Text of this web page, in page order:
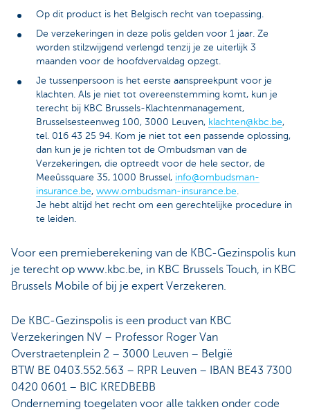
Op dit product is het Belgisch recht van toepassing.
De verzekeringen in deze polis gelden voor 1 jaar. Ze
worden stilzwijgend verlengd tenzij je ze uiterlijk 3
maanden voor de hoofdvervaldag opzegt.
Je tussenpersoon is het eerste aanspreekpunt voor je
klachten. Als je niet tot overeenstemming komt, kun je
terecht bij KBC Brussels-Klachtenmanagement,
Brusselsesteenweg 100, 3000 Leuven, klachten@kbc.be,
tel. 016 43 25 94. Kom je niet tot een passende oplossing,
dan kun je je richten tot de Ombudsman van de
Verzekeringen, die optreedt voor de hele sector, de
Meeûssquare 35, 1000 Brussel, info@ombudsman-
insurance.be, www.ombudsman-insurance.be.
Je hebt altijd het recht om een gerechtelijke procedure in
te leiden.
Voor een premieberekening van de KBC-Gezinspolis kun
je terecht op www.kbc.be, in KBC Brussels Touch, in KBC
Brussels Mobile of bij je expert Verzekeren.
De KBC-Gezinspolis is een product van KBC
Verzekeringen NV – Professor Roger Van
Overstraetenplein 2 – 3000 Leuven – België
BTW BE 0403.552.563 – RPR Leuven – IBAN BE43 7300
0420 0601 – BIC KREDBEBB
Onderneming toegelaten voor alle takken onder code